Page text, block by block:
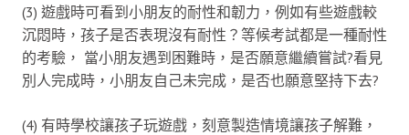
(3) 遊戲時可看到小朋友的耐性和韌力，例如有些遊戲較
沉悶時，孩子是否表現沒有耐性？等候考試都是一種耐性
的考驗， 當小朋友遇到困難時，是否願意繼續嘗試?看見
別人完成時，小朋友自己未完成，是否也願意堅持下去?
(4) 有時學校讓孩子玩遊戲，刻意製造情境讓孩子解難，